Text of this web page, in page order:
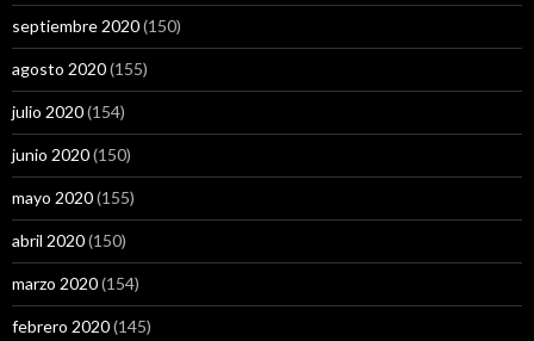
septiembre 2020(150)
agosto 2020(155)
julio 2020(154)
junio 2020(150)
mayo 2020(155)
abril 2020(150)
marzo 2020(154)
febrero 2020(145)